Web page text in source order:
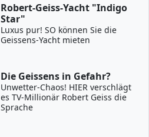
Robert-Geiss-Yacht "Indigo
Star"
Luxus pur! SO können Sie die
Geissens-Yacht mieten
Die Geissens in Gefahr?
Unwetter-Chaos! HIER verschlägt
es TV-Millionär Robert Geiss die
Sprache